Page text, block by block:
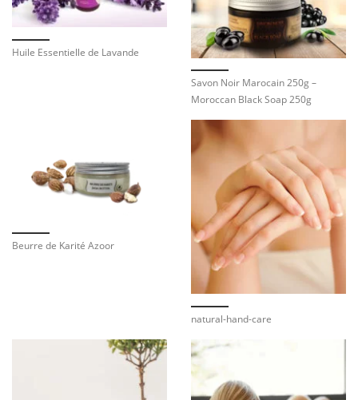
Huile Essentielle de Lavande
Savon Noir Marocain 250g –
Moroccan Black Soap 250g
Beurre de Karité Azoor
natural-hand-care